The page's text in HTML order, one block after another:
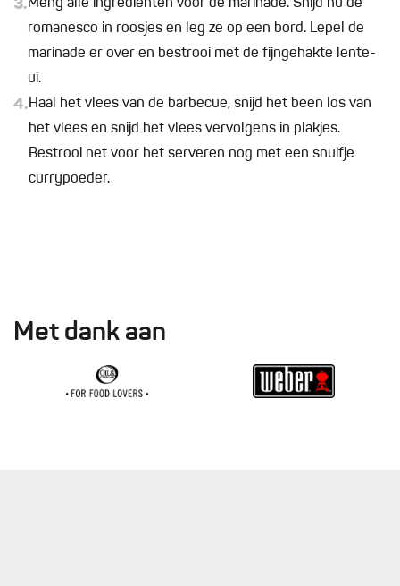
3.Meng alle ingrediënten voor de marinade. Snijd nu de
romanesco in roosjes en leg ze op een bord. Lepel de
marinade er over en bestrooi met de fijngehakte lente-
ui.
4.Haal het vlees van de barbecue, snijd het been los van
het vlees en snijd het vlees vervolgens in plakjes.
Bestrooi net voor het serveren nog met een snuifje
currypoeder.
Met dank aan